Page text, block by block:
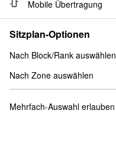
Mobile Übertragung
Sitzplan-Optionen
Nach Block/Rank auswählen
Nach Zone auswählen
Mehrfach-Auswahl erlauben